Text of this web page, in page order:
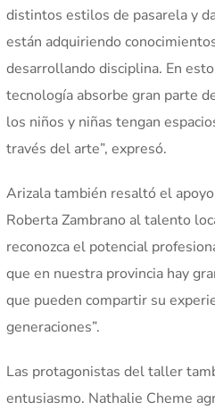
distintos estilos de pasarela y
están adquiriendo
desarrollando disciplina. En
tecnología absorbe gran parte
los niños y niñas tengan
través del arte”, expresó.
Arizala también resaltó el
Roberta Zambrano al talento
reconozca el potencial
que en nuestra provincia hay
que pueden compartir su
generaciones”.
Las protagonistas del taller
entusiasmo. Nathalie Cheme